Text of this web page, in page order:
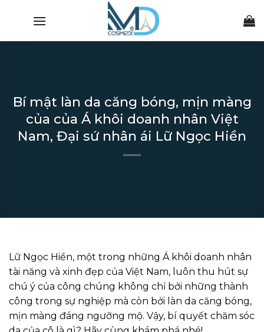
Bí mật làn da căng bóng, mịn màng
của của Á khôi doanh nhân Việt
Nam, Đại sứ nhân ái Lữ Ngọc Hiền
Lữ Ngọc Hiền, một trong những Á khôi doanh nhân
tài năng và xinh đẹp của Việt Nam, luôn thu hút sự
chú ý của công chúng không chỉ bởi những thành
công trong sự nghiệp mà còn bởi làn da căng bóng,
mịn màng đáng ngưỡng mộ. Vậy, bí quyết chăm sóc